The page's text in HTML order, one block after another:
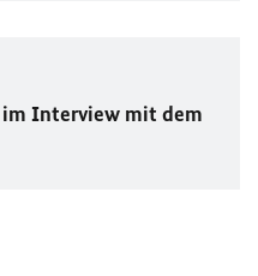
Interview mit dem